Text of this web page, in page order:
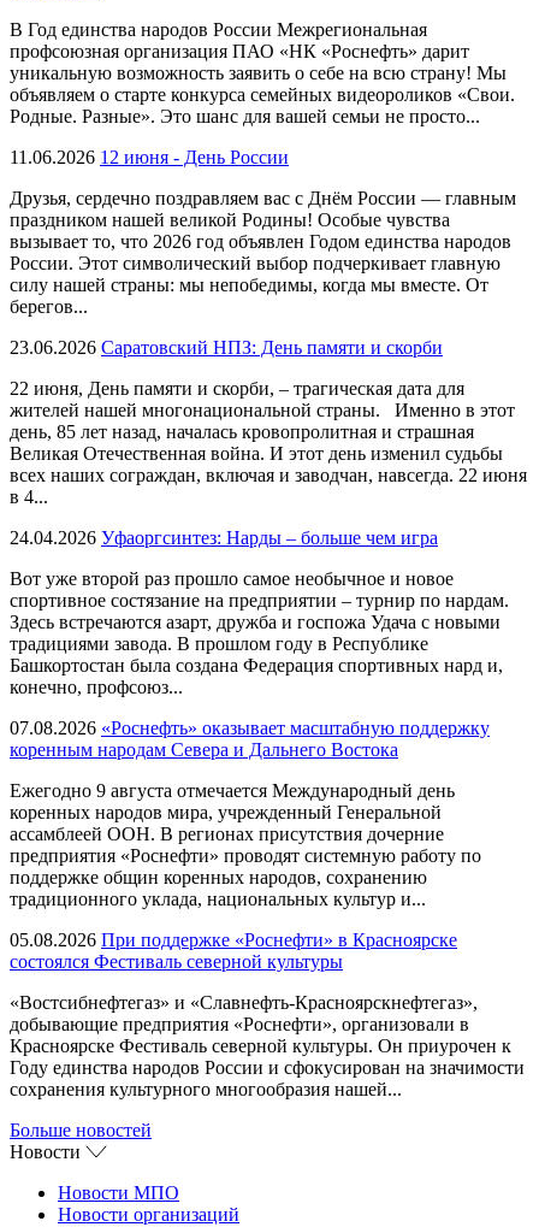
В Год единства народов России Межрегиональная
профсоюзная организация ПАО «НК «Роснефть» дарит
уникальную возможность заявить о себе на всю страну! Мы
объявляем о старте конкурса семейных видеороликов «Свои.
Родные. Разные». Это шанс для вашей семьи не просто...
11.06.2026 12 июня - День России
Друзья, сердечно поздравляем вас с Днём России — главным
праздником нашей великой Родины! Особые чувства
вызывает то, что 2026 год объявлен Годом единства народов
России. Этот символический выбор подчеркивает главную
силу нашей страны: мы непобедимы, когда мы вместе. От
берегов...
23.06.2026 Саратовский НПЗ: День памяти и скорби
22 июня, День памяти и скорби, – трагическая дата для
жителей нашей многонациональной страны. Именно в этот
день, 85 лет назад, началась кровопролитная и страшная
Великая Отечественная война. И этот день изменил судьбы
всех наших сограждан, включая и заводчан, навсегда. 22 июня
в 4...
24.04.2026 Уфаоргсинтез: Нарды – больше чем игра
Вот уже второй раз прошло самое необычное и новое
спортивное состязание на предприятии – турнир по нардам.
Здесь встречаются азарт, дружба и госпожа Удача с новыми
традициями завода. В прошлом году в Республике
Башкортостан была создана Федерация спортивных нард и,
конечно, профсоюз...
07.08.2026 «Роснефть» оказывает масштабную поддержку
коренным народам Севера и Дальнего Востока
Ежегодно 9 августа отмечается Международный день
коренных народов мира, учрежденный Генеральной
ассамблеей ООН. В регионах присутствия дочерние
предприятия «Роснефти» проводят системную работу по
поддержке общин коренных народов, сохранению
традиционного уклада, национальных культур и...
05.08.2026 При поддержке «Роснефти» в Красноярске
состоялся Фестиваль северной культуры
«Востсибнефтегаз» и «Славнефть-Красноярскнефтегаз»,
добывающие предприятия «Роснефти», организовали в
Красноярске Фестиваль северной культуры. Он приурочен к
Году единства народов России и сфокусирован на значимости
сохранения культурного многообразия нашей...
Больше новостей
Новости
Новости МПО
Новости организаций